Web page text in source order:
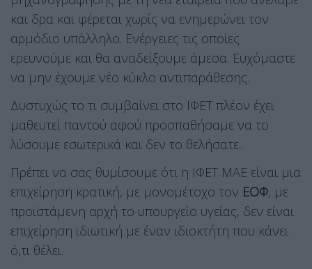
και δρα και φέρεται χωρίς να ενημερώνει τον
αρμόδιο υπάλληλο. Ενέργειες τις οποίες
ερευνούμε και θα αναδείξουμε άμεσα. Ευχόμαστε
να μην έχουμε νέο κύκλο αντιπαράθεσης.
Δυστυχώς το τι συμβαίνει στο ΙΦΕΤ πλέον έχει
μαθευτεί παντού αφού προσπαθήσαμε να το
λύσουμε εσωτερικά και δεν το θελήσατε..
Πρέπει να σας θυμίσουμε ότι η ΙΦΕΤ ΜΑΕ είναι μια
επιχείρηση κρατική, με μονομέτοχο τον ΕΟΦ, με
προϊστάμενη αρχή το υπουργείο υγείας, δεν είναι
επιχείρηση ιδιωτική με έναν ιδιοκτήτη που κάνει
ό,τι θέλει.